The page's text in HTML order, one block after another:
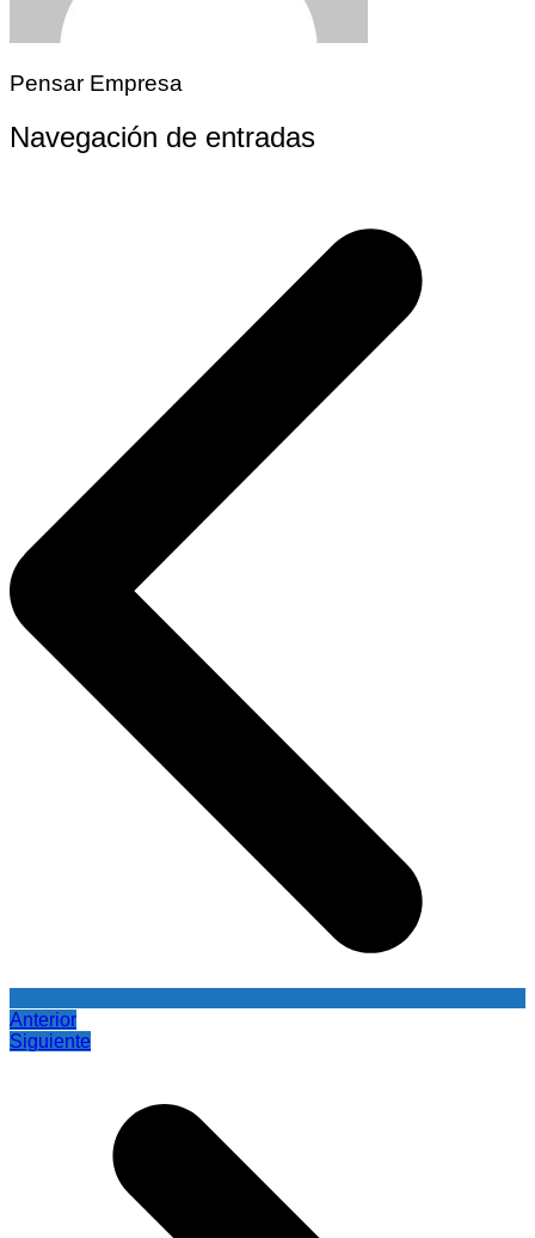
Pensar Empresa
Navegación de entradas
Anterior
Siguiente